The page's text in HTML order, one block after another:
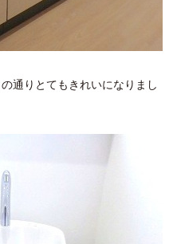
通りとてもきれいになりまし